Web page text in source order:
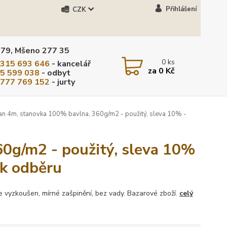
CZK Přihlášení
Mšeno 277 35
693 646 - kancelář
599 038 - odbyt
769 152 - jurty
0ks
za 0 Kč
4m, stanovka 100% bavlna, 360g/m2 - použitý, sleva 10% -
m2 - použitý, sleva 10%
odběru
vyzkoušen, mírné zašpinění, bez vady. Bazarové zboží. celý